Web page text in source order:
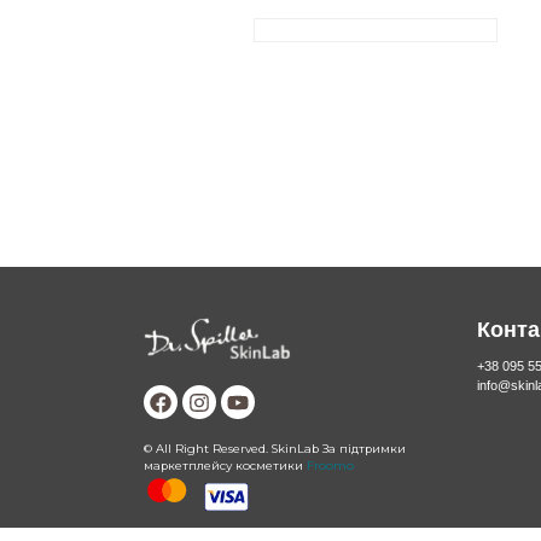
© All Right Reserved. SkinLab За підтримки
маркетплейсу косметики Froomo
+38 095